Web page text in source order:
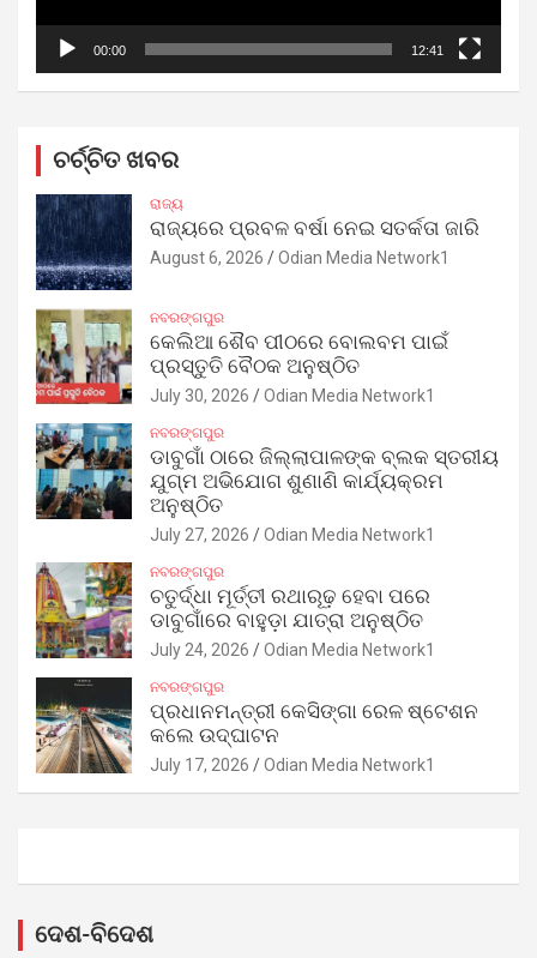
00:00 12:41
ଚର୍ଚ୍ଚିତ ଖବର
ରାଜ୍ୟ
ରାଜ୍ୟରେ ପ୍ରବଳ ବର୍ଷା ନେଇ ସତର୍କତା ଜାରି
August 6, 2026 Odian Media Network1
ନବରଙ୍ଗପୁର
କେଲିଆ ଶୈବ ପୀଠରେ ବୋଲବମ ପାଇଁ
ପ୍ରସ୍ତୁତି ବୈଠକ ଅନୁଷ୍ଠିତ
July 30, 2026 Odian Media Network1
ନବରଙ୍ଗପୁର
ଡାବୁଗାଁ ଠାରେ ଜିଲ୍ଲାପାଳଙ୍କ ବ୍ଲକ ସ୍ତରୀୟ
ଯୁଗ୍ମ ଅଭିଯୋଗ ଶୁଣାଣି କାର୍ଯ୍ୟକ୍ରମ
ଅନୁଷ୍ଠିତ
July 27, 2026 Odian Media Network1
ନବରଙ୍ଗପୁର
ଚତୁର୍ଦ୍ଧା ମୂର୍ତ୍ତୀ ରଥାରୂଢ଼ ହେବା ପରେ
ଡାବୁଗାଁରେ ବାହୁଡ଼ା ଯାତ୍ରା ଅନୁଷ୍ଠିତ
July 24, 2026 Odian Media Network1
ନବରଙ୍ଗପୁର
ପ୍ରଧାନମନ୍ତ୍ରୀ କେସିଙ୍ଗା ରେଳ ଷ୍ଟେଶନ
କଲେ ଉଦ୍‌ଘାଟନ
July 17, 2026 Odian Media Network1
ଦେଶ-ବିଦେଶ